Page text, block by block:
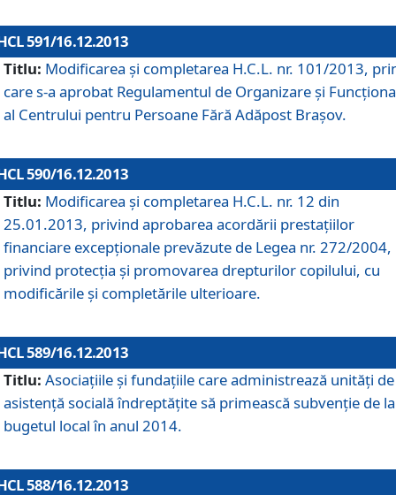
591/16.12.2013
Titlu: Modificarea şi completarea H.C.L. nr. 101/2013,
care s-a aprobat Regulamentul de Organizare şi
al Centrului pentru Persoane Fără Adăpost Braşov.
590/16.12.2013
Titlu: Modificarea şi completarea H.C.L. nr. 12 din
25.01.2013, privind aprobarea acordării prestaţiilor
financiare excepţionale prevăzute de Legea nr. 272/2004,
privind protecţia şi promovarea drepturilor copilului, cu
modificările şi completările ulterioare.
589/16.12.2013
Titlu: Asociaţiile şi fundaţiile care administrează unităţi de
asistenţă socială îndreptăţite să primească subvenţie de la
bugetul local în anul 2014.
588/16.12.2013